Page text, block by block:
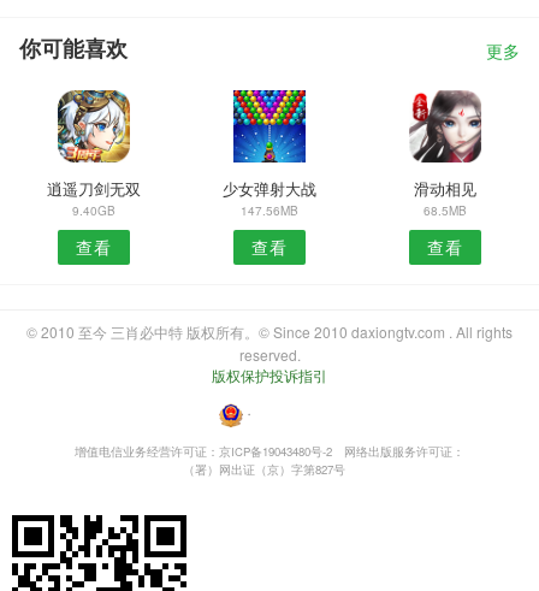
你可能喜欢 更多
逍遥刀剑无双
9.40GB
查看
少女弹射大战
147.56MB
查看
滑动相见
68.5MB
查看
© 2010 至今 三肖必中特 版权所有。© Since 2010 daxiongtv.com . All rights
reserved.
版权保护投诉指引
・
增值电信业务经营许可证：京ICP备19043480号-2
网络出版服务许可证：
（署）网出证（京）字第827号